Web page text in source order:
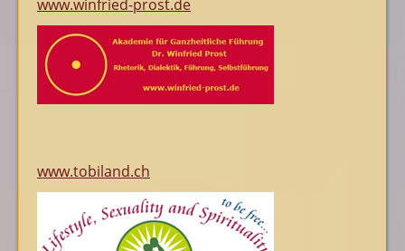
www.winfried-prost.de
www.tobiland.ch